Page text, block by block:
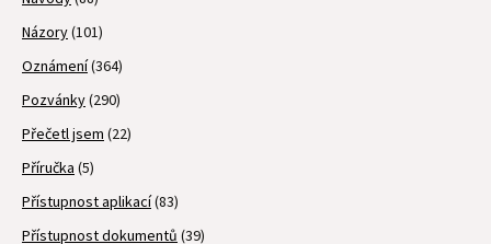
Názory(101)
Oznámení(364)
Pozvánky(290)
Přečetl jsem (22)
Příručka (5)
Přístupnost aplikací(83)
Přístupnost dokumentů (39)